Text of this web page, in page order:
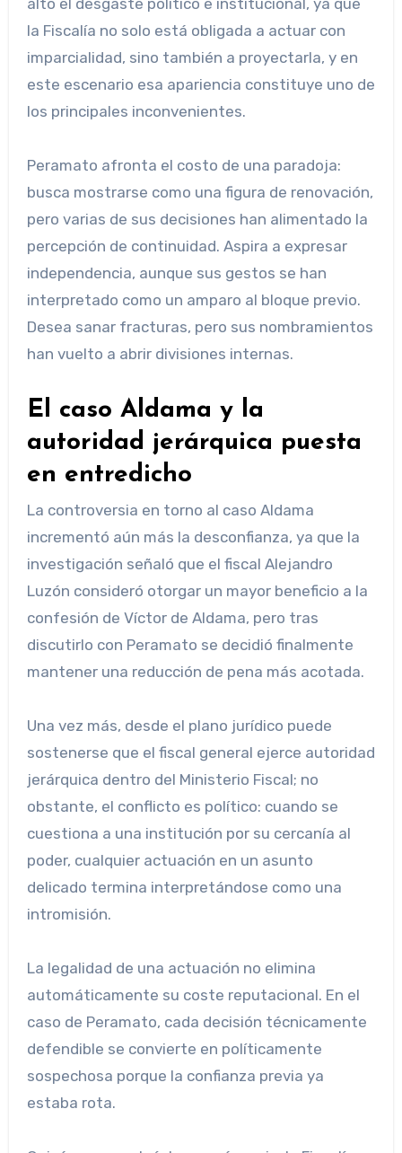
la Fiscalía no solo está obligada a actuar con
imparcialidad, sino también a proyectarla, y en
este escenario esa apariencia constituye uno de
los principales inconvenientes.
Peramato afronta el costo de una paradoja:
busca mostrarse como una figura de renovación,
pero varias de sus decisiones han alimentado la
percepción de continuidad. Aspira a expresar
independencia, aunque sus gestos se han
interpretado como un amparo al bloque previo.
Desea sanar fracturas, pero sus nombramientos
han vuelto a abrir divisiones internas.
El caso Aldama y la
autoridad jerárquica puesta
en entredicho
La controversia en torno al caso Aldama
incrementó aún más la desconfianza, ya que la
investigación señaló que el fiscal Alejandro
Luzón consideró otorgar un mayor beneficio a la
confesión de Víctor de Aldama, pero tras
discutirlo con Peramato se decidió finalmente
mantener una reducción de pena más acotada.
Una vez más, desde el plano jurídico puede
sostenerse que el fiscal general ejerce autoridad
jerárquica dentro del Ministerio Fiscal; no
obstante, el conflicto es político: cuando se
cuestiona a una institución por su cercanía al
poder, cualquier actuación en un asunto
delicado termina interpretándose como una
intromisión.
La legalidad de una actuación no elimina
automáticamente su coste reputacional. En el
caso de Peramato, cada decisión técnicamente
defendible se convierte en políticamente
sospechosa porque la confianza previa ya
estaba rota.